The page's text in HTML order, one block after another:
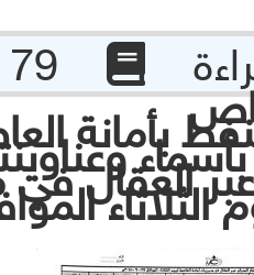
بأمانة
عبر العقال